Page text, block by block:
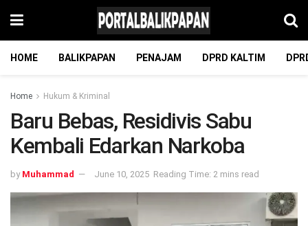
HOME BALIKPAPAN PENAJAM DPRD KALTIM
Home Hukum & Kriminal
Baru Bebas, Residivis Sabu
Kembali Edarkan Narkoba
by Muhammad June 10, 2025 Reading Time: 2 mins read